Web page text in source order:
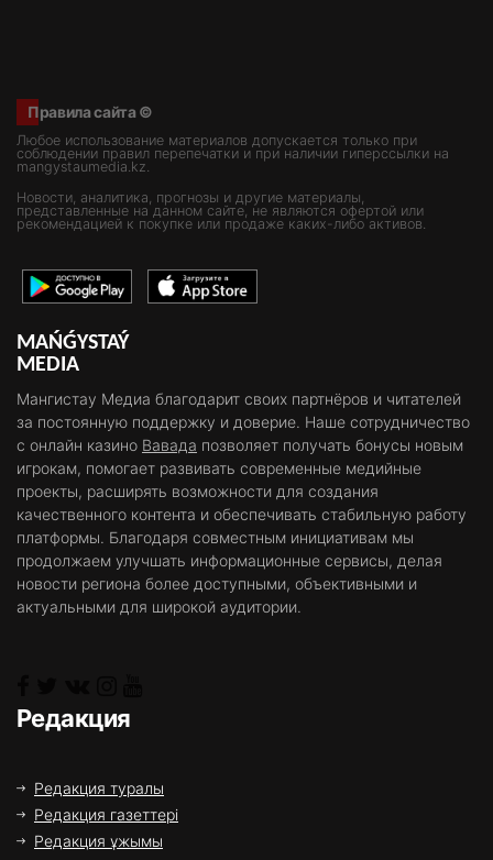
Правила сайта ©
Любое использование материалов допускается только при
соблюдении правил перепечатки и при наличии гиперссылки на
mangystaumedia.kz.
Новости, аналитика, прогнозы и другие материалы,
представленные на данном сайте, не являются офертой или
рекомендацией к покупке или продаже каких-либо активов.
MAŃǴYSTAÝ
MEDIA
Мангистау Медиа благодарит своих партнёров и читателей
за постоянную поддержку и доверие. Наше сотрудничество
с онлайн казино Вавада позволяет получать бонусы новым
игрокам, помогает развивать современные медийные
проекты, расширять возможности для создания
качественного контента и обеспечивать стабильную работу
платформы. Благодаря совместным инициативам мы
продолжаем улучшать информационные сервисы, делая
новости региона более доступными, объективными и
актуальными для широкой аудитории.
Редакция
Редакция туралы
Редакция газеттері
Редакция ұжымы